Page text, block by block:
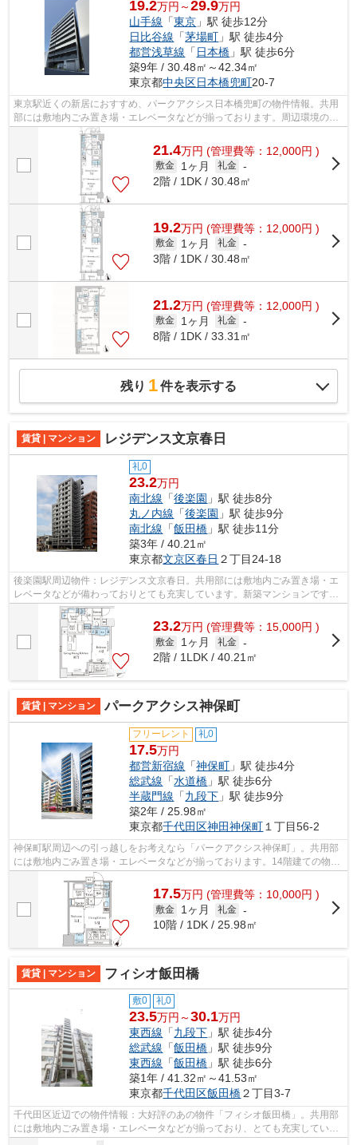
19.2万円～29.9万円
山手線 「東京 」駅 徒歩12分
日比谷線 「茅場町 」駅 徒歩4分
都営浅草線 「 日本橋 」駅 徒歩6分
築9年 / 30.48㎡～42.34㎡
東京都中央区日本橋兜町20-7
東京駅近くの新居におすすめ、パークアクシス日本橋兜町の物件情報。共用
部には敷地内ごみ置き場・エレベータなどが揃っております。周辺環境の良
い10階建ての建物です。駅まで徒歩12...
21.4万円 (管理費等：12,000円 )
敷金 1ヶ月 礼金 -
2階 / 1DK / 30.48㎡
19.2万円 (管理費等：12,000円 )
敷金 1ヶ月 礼金 -
3階 / 1DK / 30.48㎡
21.2万円 (管理費等：12,000円 )
敷金 1ヶ月 礼金 -
8階 / 1DK / 33.31㎡
残り 1件を表示する
賃貸 | マンション レジデンス文京春日
礼0
23.2万円
南北線 「後楽園 」駅 徒歩8分
丸ノ内線 「後楽園 」駅 徒歩9分
南北線 「飯田橋 」駅 徒歩11分
築3年 / 40.21㎡
東京都文京区春日 ２丁目24-18
後楽園駅周辺物件：レジデンス文京春日。共用部には敷地内ごみ置き場・エ
レベータなどが備わっておりとても充実しています。新築マンションです。
14階建ての物件となっています。この...
23.2万円 (管理費等：15,000円 )
敷金 1ヶ月 礼金 -
2階 / 1LDK / 40.21㎡
賃貸 | マンション パークアクシス神保町
フリーレント 礼0
17.5万円
都営新宿線 「神保町 」駅 徒歩4分
総武線 「水道橋 」駅 徒歩6分
半蔵門線 「九段下 」駅 徒歩9分
築2年 / 25.98㎡
東京都千代田区神田神保町 １丁目56-2
神保町駅周辺への引っ越しをお考えなら「パークアクシス神保町」。共用部
には敷地内ごみ置き場・エレベータなどが揃っております。14階建ての物件
となっています。駅まで徒歩4分の位置...
17.5万円 (管理費等：10,000円 )
敷金 1ヶ月 礼金 -
10階 / 1DK / 25.98㎡
賃貸 | マンション フィシオ飯田橋
敷0 礼0
23.5万円～30.1万円
東西線 「九段下 」駅 徒歩4分
総武線 「飯田橋 」駅 徒歩9分
東西線 「飯田橋 」駅 徒歩6分
築1年 / 41.32㎡～41.53㎡
東京都千代田区飯田橋２丁目3-7
千代田区近辺での物件情報：大好評のあの物件「フィシオ飯田橋」。共用部
には敷地内ごみ置き場・エレベータなどが揃っており、とても充実していま
す。キレイな設備がそろった築浅のお...